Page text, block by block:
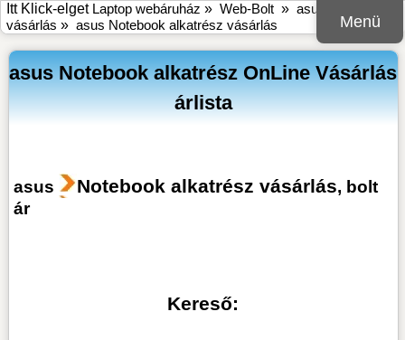
Menü
Itt Klick-elget Laptop webáruház » Web-Bolt » asus online bolt
vásárlás » asus Notebook alkatrész vásárlás
asus Notebook alkatrész OnLine Vásárlás
árlista
asus Notebook alkatrész vásárlás, bolt
ár
Kereső: